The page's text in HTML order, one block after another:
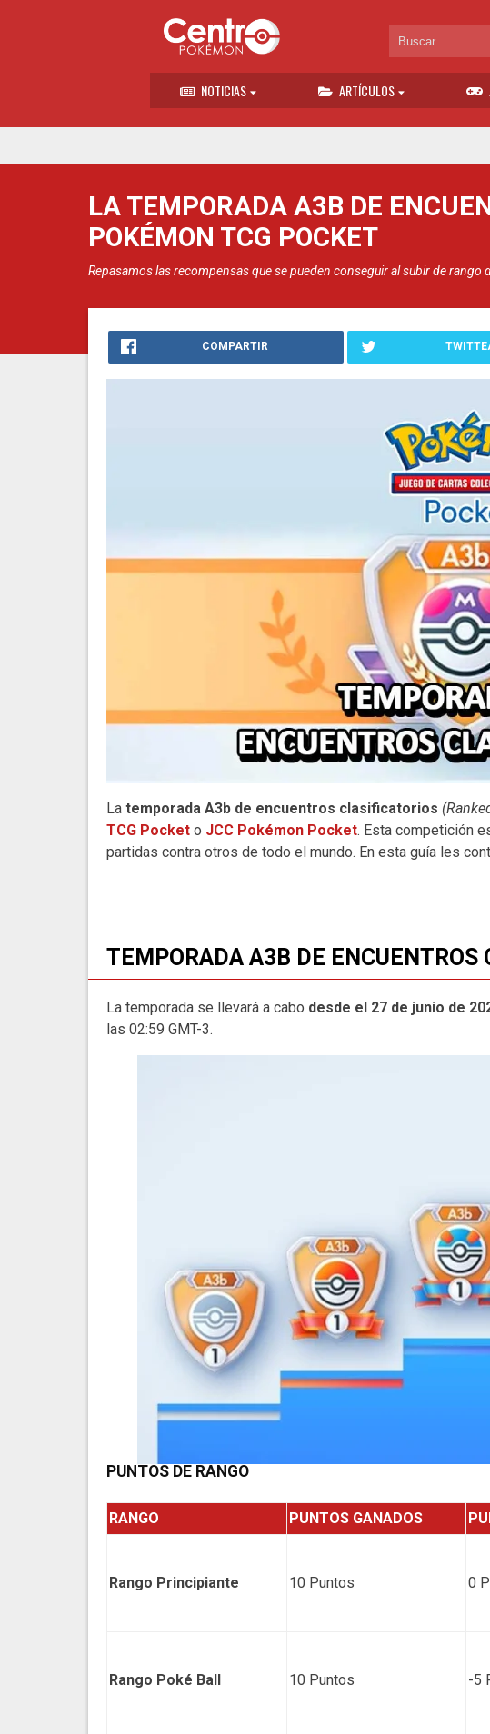
NOTICIAS ARTÍCULOS
LA TEMPORADA A3B DE
POKÉMON TCG POCKET
Repasamos las recompensas que se pueden conseguir al subir de rango
COMPARTIR
La temporada A3b de encuentros clasificatorios
TCG Pocket o JCC Pokémon Pocket. Esta competición
partidas contra otros de todo el mundo. En esta guía les
TEMPORADA A3B DE ENCUENTROS
La temporada se llevará a cabo desde el 27 de junio de
las 02:59 GMT-3.
PUNTOS DE RANGO
RANGO PUNTOS GANADOS
Rango Principiante 10 Puntos 0
Rango Poké Ball 10 Puntos -5